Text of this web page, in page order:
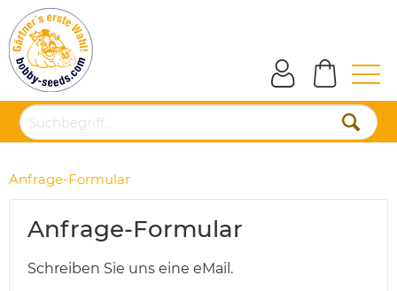
Anfrage-Formular
Anfrage-Formular
Schreiben Sie uns eine eMail.